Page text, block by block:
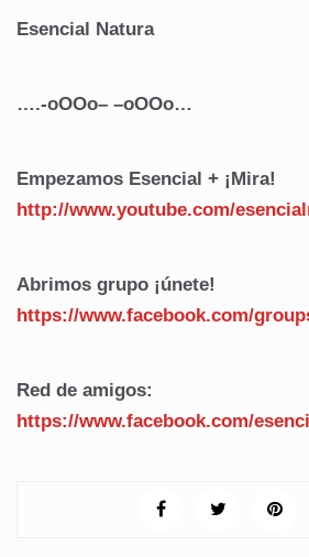
Esencial Natura
….-oOOo– –oOOo…
Empezamos Esencial + ¡Mira!
http://www.youtube.com/
Abrimos grupo ¡únete!
https://www.facebook.com/
Red de amigos:
https://www.facebook.com/